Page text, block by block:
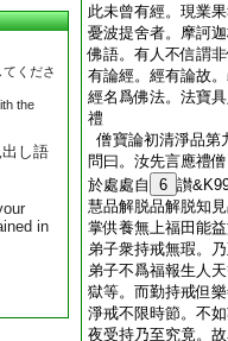
くださ
the
し語
in
此未曾有經。現業
憂波提舍者。摩訶
佛語。有人不信謂
有論經。經有論故
經名爲佛法。法寶
禮
僧寶論初清淨品第
問曰。汝先言應禮
於處處自
6 讃
慧品解脱品解脱知
掌供養無上福田能
弟子衆持戒無瑕。
弟子不爲福報生人
獄等。而勤持戒但
淨戒不限時節。不
夜受持乃至究竟。